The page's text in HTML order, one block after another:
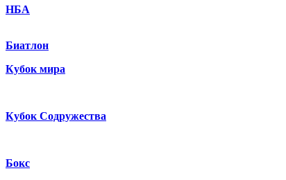
НБА
Биатлон
Кубок мира
Кубок Содружества
Бокс